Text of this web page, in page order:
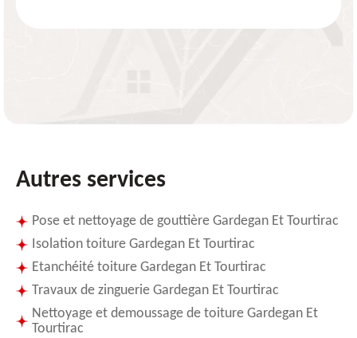
Autres services
Pose et nettoyage de gouttière Gardegan Et Tourtirac
Isolation toiture Gardegan Et Tourtirac
Etanchéité toiture Gardegan Et Tourtirac
Travaux de zinguerie Gardegan Et Tourtirac
Nettoyage et demoussage de toiture Gardegan Et
Tourtirac